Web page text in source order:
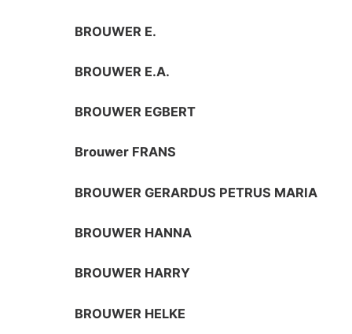
BROUWER E.
BROUWER E.A.
BROUWER EGBERT
Brouwer FRANS
BROUWER GERARDUS PETRUS MARIA
BROUWER HANNA
BROUWER HARRY
BROUWER HELKE